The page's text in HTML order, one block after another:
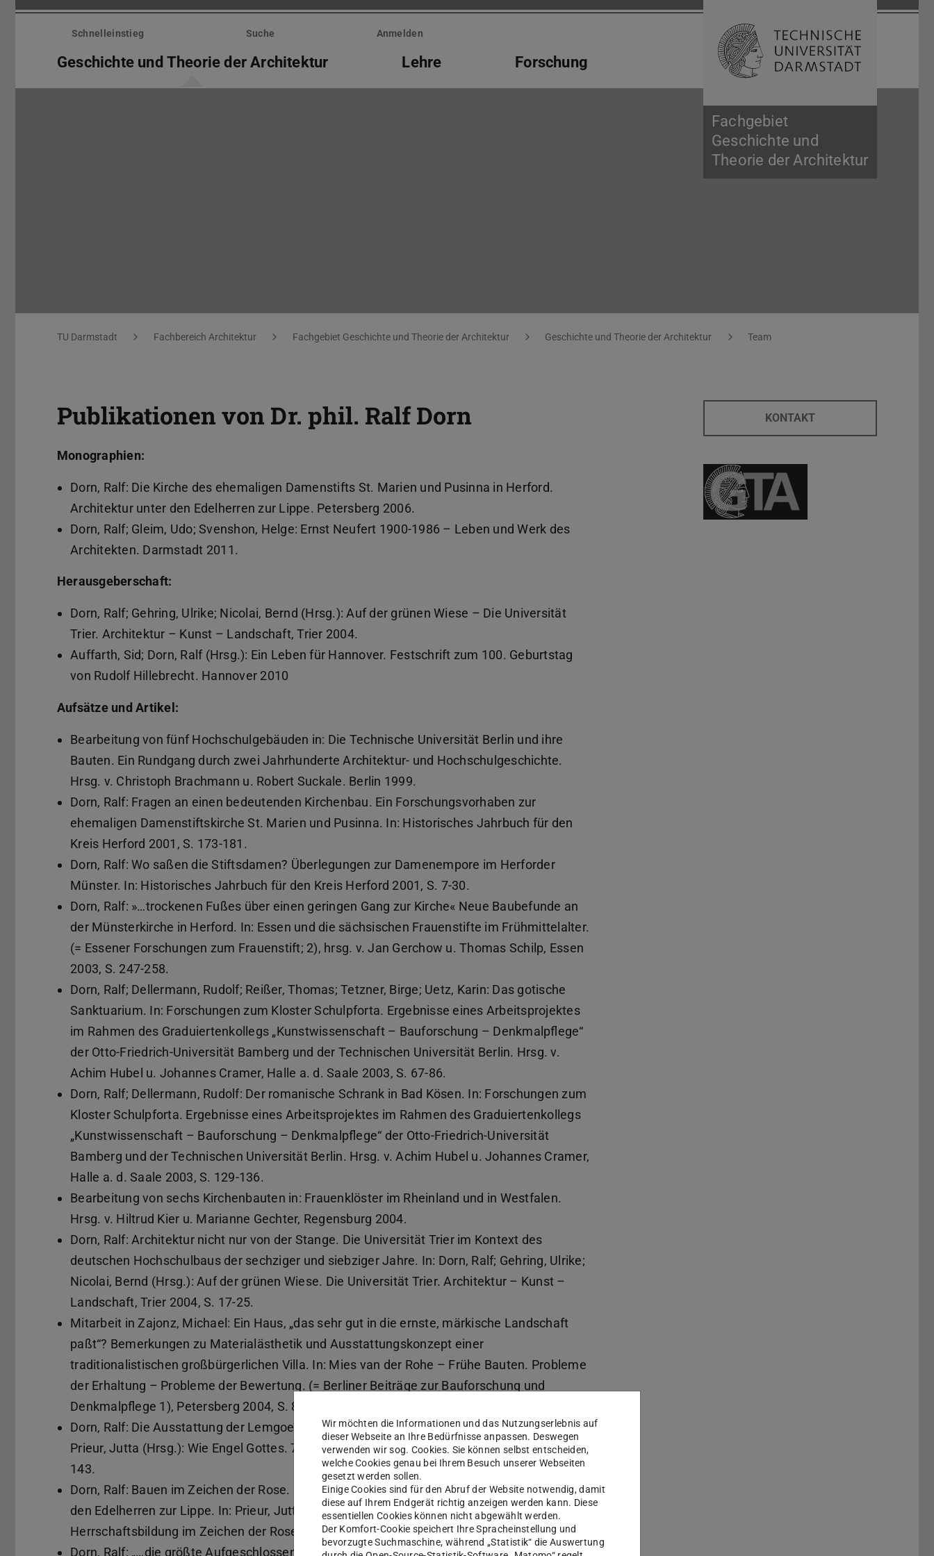
Menü
überspringen
Fachgebiet
Geschichte und
Theorie der Architektur
Schnelleinstieg Suche Anmelden
Geschichte und Theorie der Architektur Lehre Forschung Suche öffnen
Sie befinden sich hier:
TU Darmstadt Fachbereich Architektur Fachgebiet Geschichte und Theorie der Architektur Geschichte und Theorie der Architektur Team
Publikationen von Dr. phil. Ralf Dorn
Monographien:
Dorn, Ralf: Die Kirche des ehemaligen Damenstifts St. Marien und Pusinna in Herford.
Architektur unter den Edelherren zur Lippe. Petersberg 2006.
Dorn, Ralf; Gleim, Udo; Svenshon, Helge: Ernst Neufert 1900-1986 – Leben und Werk des
Architekten. Darmstadt 2011.
Herausgeberschaft:
Dorn, Ralf; Gehring, Ulrike; Nicolai, Bernd (Hrsg.): Auf der grünen Wiese – Die Universität
Trier. Architektur – Kunst – Landschaft, Trier 2004.
Auffarth, Sid; Dorn, Ralf (Hrsg.): Ein Leben für Hannover. Festschrift zum 100. Geburtstag
von Rudolf Hillebrecht. Hannover 2010
Aufsätze und Artikel:
Bearbeitung von fünf Hochschulgebäuden in: Die Technische Universität Berlin und ihre
Bauten. Ein Rundgang durch zwei Jahrhunderte Architektur- und Hochschulgeschichte.
Hrsg. v. Christoph Brachmann u. Robert Suckale. Berlin 1999.
Dorn, Ralf: Fragen an einen bedeutenden Kirchenbau. Ein Forschungsvorhaben zur
ehemaligen Damenstiftskirche St. Marien und Pusinna. In: Historisches Jahrbuch für den
Kreis Herford 2001, S. 173-181.
Dorn, Ralf: Wo saßen die Stiftsdamen? Überlegungen zur Damenempore im Herforder
Münster. In: Historisches Jahrbuch für den Kreis Herford 2001, S. 7-30.
Dorn, Ralf: »…trockenen Fußes über einen geringen Gang zur Kirche« Neue Baubefunde an
der Münsterkirche in Herford. In: Essen und die sächsischen Frauenstifte im Frühmittelalter.
(= Essener Forschungen zum Frauenstift; 2), hrsg. v. Jan Gerchow u. Thomas Schilp, Essen
2003, S. 247-258.
Dorn, Ralf; Dellermann, Rudolf; Reißer, Thomas; Tetzner, Birge; Uetz, Karin: Das gotische
Sanktuarium. In: Forschungen zum Kloster Schulpforta. Ergebnisse eines Arbeitsprojektes
im Rahmen des Graduiertenkollegs „Kunstwissenschaft – Bauforschung – Denkmalpflege“
der Otto-Friedrich-Universität Bamberg und der Technischen Universität Berlin. Hrsg. v.
Achim Hubel u. Johannes Cramer, Halle a. d. Saale 2003, S. 67-86.
Dorn, Ralf; Dellermann, Rudolf: Der romanische Schrank in Bad Kösen. In: Forschungen zum
Kloster Schulpforta. Ergebnisse eines Arbeitsprojektes im Rahmen des Graduiertenkollegs
„Kunstwissenschaft – Bauforschung – Denkmalpflege“ der Otto-Friedrich-Universität
Bamberg und der Technischen Universität Berlin. Hrsg. v. Achim Hubel u. Johannes Cramer,
Halle a. d. Saale 2003, S. 129-136.
Bearbeitung von sechs Kirchenbauten in: Frauenklöster im Rheinland und in Westfalen.
Hrsg. v. Hiltrud Kier u. Marianne Gechter, Regensburg 2004.
Dorn, Ralf: Architektur nicht nur von der Stange. Die Universität Trier im Kontext des
deutschen Hochschulbaus der sechziger und siebziger Jahre. In: Dorn, Ralf; Gehring, Ulrike;
Nicolai, Bernd (Hrsg.): Auf der grünen Wiese. Die Universität Trier. Architektur – Kunst –
Landschaft, Trier 2004, S. 17-25.
Mitarbeit in Zajonz, Michael: Ein Haus, „das sehr gut in die ernste, märkische Landschaft
paßt“? Bemerkungen zu Materialästhetik und Ausstattungskonzept einer
traditionalistischen großbürgerlichen Villa. In: Mies van der Rohe – Frühe Bauten. Probleme
der Erhaltung – Probleme der Bewertung. (= Berliner Beiträge zur Bauforschung und
Denkmalpflege 1), Petersberg 2004, S. 87-102.
Dorn, Ralf: Die Ausstattung der Lemgoer Marienkirche als Spiegel ihrer Geschichte. In:
Prieur, Jutta (Hrsg.): Wie Engel Gottes. 700 Jahre St. Marien Lemgo. Bielefeld 2006, S. 126-
143.
Dorn, Ralf: Bauen im Zeichen der Rose. Überlegungen zu einer dynastischen Baukunst unter
den Edelherren zur Lippe. In: Prieur, Jutta (Hrsg.): Lippe und Livland. Mittelalterliche
Herrschaftsbildung im Zeichen der Rose. Bielefeld 2008, S. 125-146.
Dorn, Ralf: „…die größte Aufgeschlossenheit für alles Neue“. Anmerkungen zu Reisen und
KONTAKT
Wir möchten die Informationen und das Nutzungserlebnis auf
dieser Webseite an Ihre Bedürfnisse anpassen. Deswegen
verwenden wir sog. Cookies. Sie können selbst entscheiden,
welche Cookies genau bei Ihrem Besuch unserer Webseiten
gesetzt werden sollen.
Einige Cookies sind für den Abruf der Website notwendig, damit
diese auf Ihrem Endgerät richtig anzeigen werden kann. Diese
essentiellen Cookies können nicht abgewählt werden.
Der Komfort-Cookie speichert Ihre Spracheinstellung und
bevorzugte Suchmaschine, während „Statistik“ die Auswertung